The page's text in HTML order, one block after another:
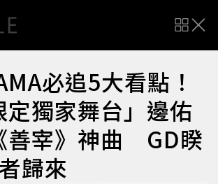
必追5大看點！
定獨家舞台」邊佑
善宰》神曲 GD睽
歸來